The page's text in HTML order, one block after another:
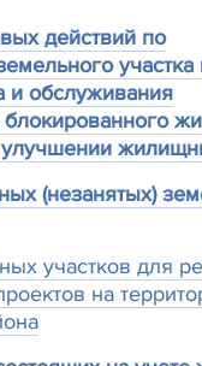
действий по
и обслуживания
блокированного
(незанятых)
участков для
на